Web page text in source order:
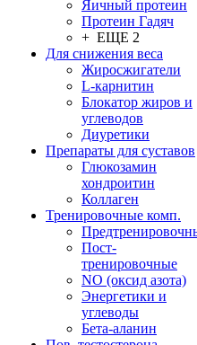
Яичный протеин
Протеин Гадяч
+ ЕЩЕ 2
Для снижения веса
Жиросжигатели
L-карнитин
Блокатор жиров и
углеводов
Диуретики
Препараты для суставов
Глюкозамин
хондроитин
Коллаген
Тренировочные комп.
Пост-
тренировочные
NO (оксид азота)
Энергетики и
углеводы
Бета-аланин